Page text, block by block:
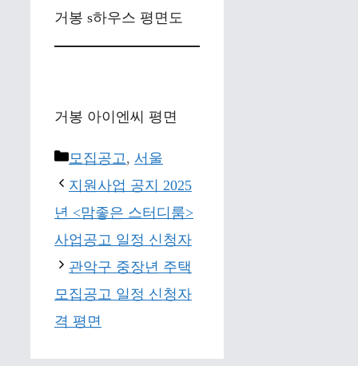
거봉 s하우스 평면도
거봉 아이엔씨 평면
Categories
모집공고, 서울
지원사업 공지 2025
년 <맘좋은 스터디룸>
사업공고 일정 신청자
관악구 중장년 주택
모집공고 일정 신청자
격 평면